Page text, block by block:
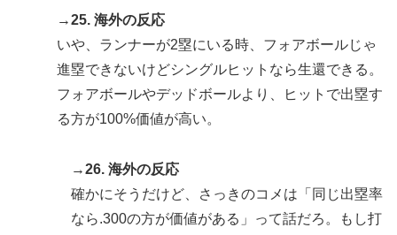
→25. 海外の反応
いや、ランナーが2塁にいる時、フォアボールじゃ
進塁できないけどシングルヒットなら生還できる。
フォアボールやデッドボールより、ヒットで出塁す
る方が100%価値が高い。
→26. 海外の反応
確かにそうだけど、さっきのコメは「同じ出塁率
なら.300の方が価値がある」って話だろ。もし打